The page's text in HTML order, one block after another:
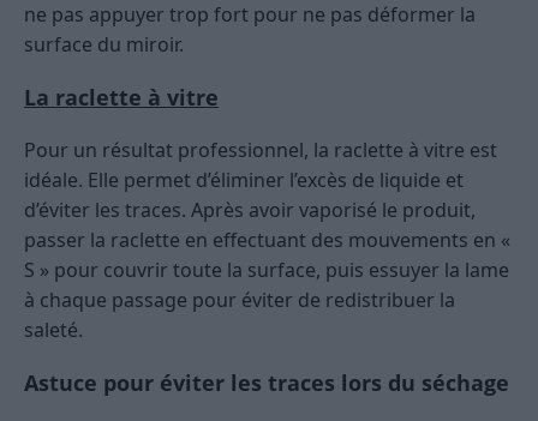
ne pas appuyer trop fort pour ne pas déformer la
surface du miroir.
La raclette à vitre
Pour un résultat professionnel, la raclette à vitre est
idéale. Elle permet d’éliminer l’excès de liquide et
d’éviter les traces. Après avoir vaporisé le produit,
passer la raclette en effectuant des mouvements en «
S » pour couvrir toute la surface, puis essuyer la lame
à chaque passage pour éviter de redistribuer la
saleté.
Astuce pour éviter les traces lors du séchage